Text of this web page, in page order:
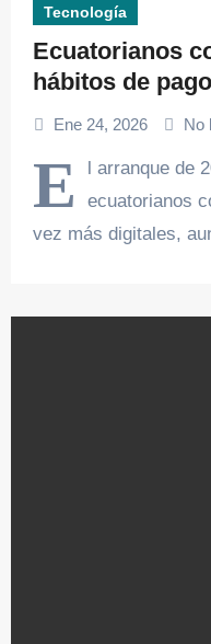
Tecnología
Ecuatorianos
hábitos de
Ene 24, 2026 No
E
l arranque de
ecuatorianos
vez más digitales,